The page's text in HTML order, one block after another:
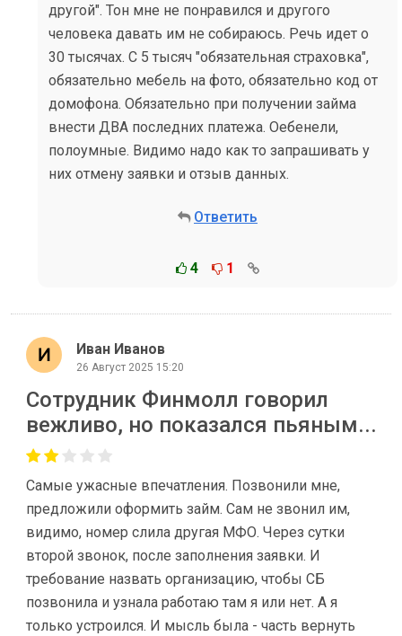
другой". Тон мне не понравился и другого
человека давать им не собираюсь. Речь идет о
30 тысячах. С 5 тысяч "обязательная страховка",
обязательно мебель на фото, обязательно код от
домофона. Обязательно при получении займа
внести ДВА последних платежа. Оебенели,
полоумные. Видимо надо как то запрашивать у
них отмену заявки и отзыв данных.
Ответить
4 1
Иван Иванов
26 Август 2025 15:20
Сотрудник Финмолл говорил
вежливо, но показался пьяным...
Самые ужасные впечатления. Позвонили мне,
предложили оформить займ. Сам не звонил им,
видимо, номер слила другая МФО. Через сутки
второй звонок, после заполнения заявки. И
требование назвать организацию, чтобы СБ
позвонила и узнала работаю там я или нет. А я
только устроился. И мысль была - часть вернуть